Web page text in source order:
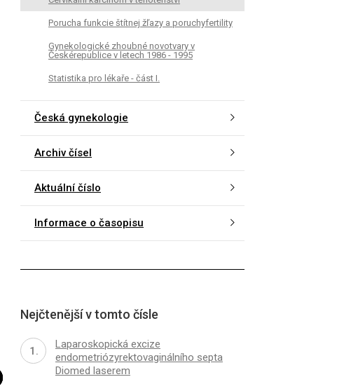
ČLÁNEK
Hormonální substituční léčba u
ženoperovaných pro endometriózu
Porucha funkcie štítnej žľazy a poruchyfertility
Gynekologické zhoubné novotvary v
Českérepublice v letech 1986 - 1995
Statistika pro lékaře - část I.
Česká gynekologie
Archiv čísel
Aktuální číslo
Informace o časopisu
Nejčtenější v tomto čísle
Laparoskopická excize
endometriózyrektovaginálního septa
Diomed laserem